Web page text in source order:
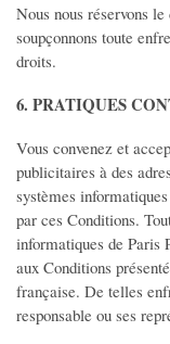
Nous nous réservons
soupçonnons toute
droits.
6. PRATIQUES
Vous convenez et
publicitaires à des
systèmes
par ces Conditions.
informatiques de Paris
aux Conditions
française. De telles
responsable ou ses